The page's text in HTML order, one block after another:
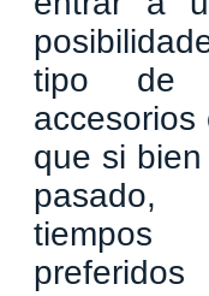
tipo de
accesorios
que si